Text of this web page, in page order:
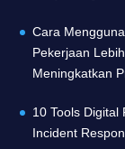
Cara
Pekerjaan
Meningkatkan
10 Tools Digital
Incident